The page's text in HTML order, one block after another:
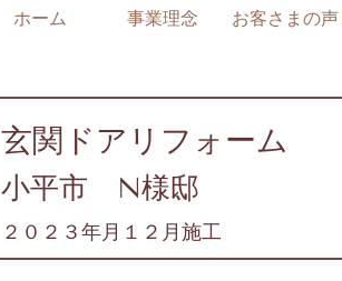
ホーム 事業理念 お客さまの声
玄関ドアリフォーム
小平市 N様邸
２０２３年月１２月施工